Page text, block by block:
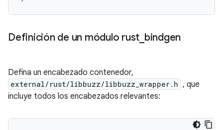
Definición de un módulo rust bindgen
Defina un encabezado contenedor,
external/rust/libbuzz/libbuzz_wrapper.h , que
incluye todos los encabezados relevantes: